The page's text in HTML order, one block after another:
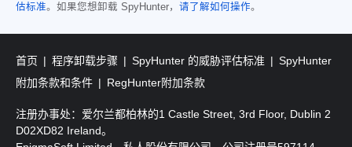
估标准。如果您想卸载 SpyHunter， 请了解如何操作。
首页 程序卸载步骤 SpyHunter 的威胁评估标准
SpyHunter
附加条款和条件
RegHunter附加条款
注册办事处：爱尔兰都柏林的1 Castle Street, 3rd Floor, Dublin 2
D02XD82 Ireland。